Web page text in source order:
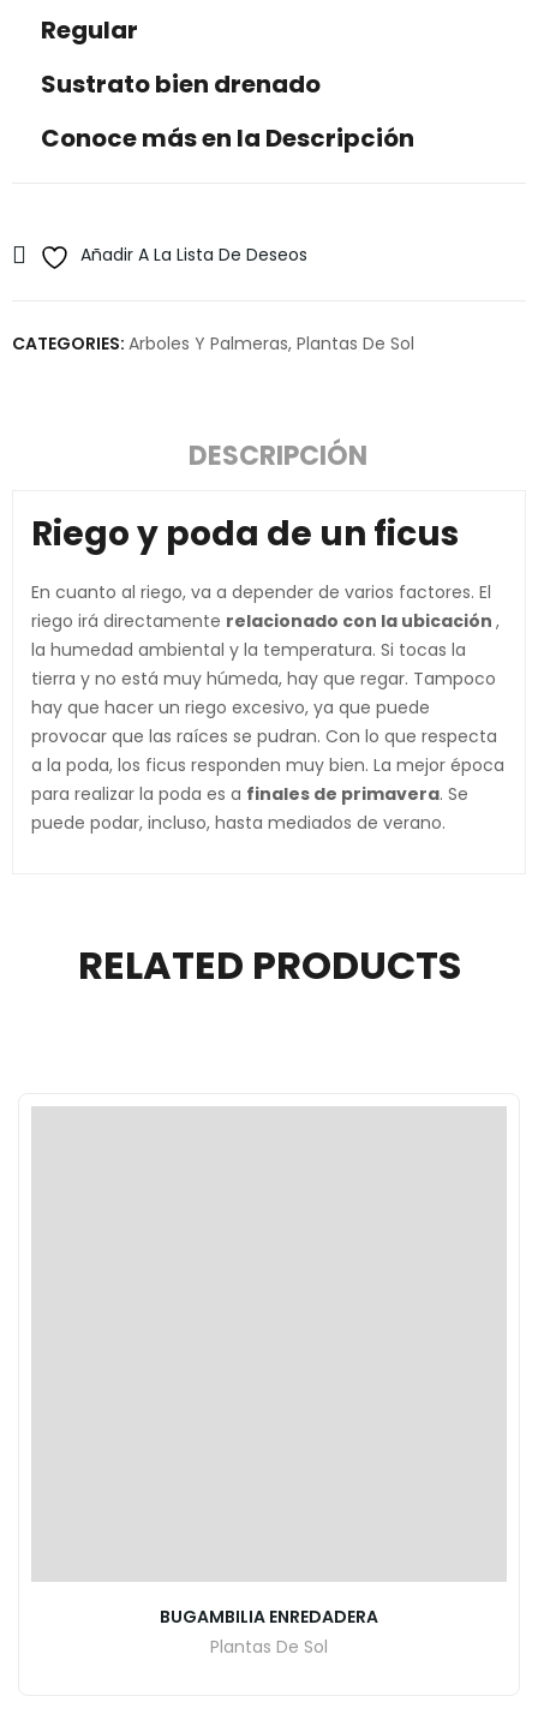
Regular
Sustrato bien drenado
Conoce más en la Descripción
Añadir A La Lista De Deseos
CATEGORIES: Arboles Y Palmeras, Plantas De Sol
DESCRIPCIÓN
Riego y poda de un ficus
En cuanto al riego, va a depender de varios factores. El
riego irá directamente relacionado con la ubicación ,
la humedad ambiental y la temperatura. Si tocas la
tierra y no está muy húmeda, hay que regar. Tampoco
hay que hacer un riego excesivo, ya que puede
provocar que las raíces se pudran. Con lo que respecta
a la poda, los ficus responden muy bien. La mejor época
para realizar la poda es a finales de primavera. Se
puede podar, incluso, hasta mediados de verano.
RELATED PRODUCTS
BUGAMBILIA ENREDADERA
Plantas De Sol